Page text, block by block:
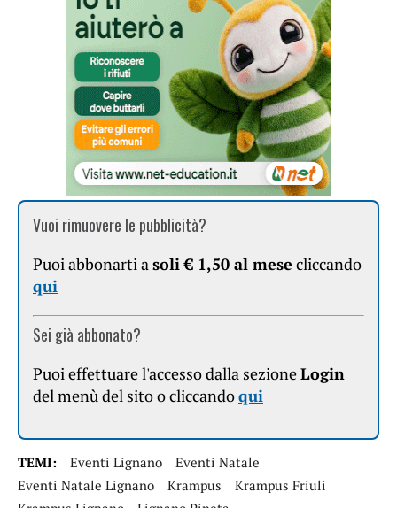
Vuoi rimuovere le pubblicità?
Puoi abbonarti asoli € 1,50 al mese cliccando
qui
Sei già abbonato?
Puoi effettuare l'accesso dalla sezioneLogin
del menù del sito o cliccandoqui
TEMI: Eventi Lignano
Eventi Natale
Eventi Natale Lignano
Krampus
Krampus Friuli